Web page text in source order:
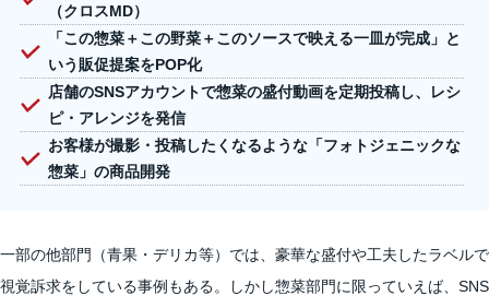
（クロスMD）
「この惣菜＋この野菜＋このソースで映える一皿が完成」と
いう販促提案をPOP化
店舗のSNSアカウントで惣菜の盛付動画を定期投稿し、レシ
ピ・アレンジを発信
お客様が撮影・投稿したくなるような「フォトジェニックな
惣菜」の商品開発
一部の他部門（青果・デリカ等）では、豪華な盛付や工夫したラベルで
視覚訴求をしている事例もある。しかし惣菜部門に限っていえば、SNS